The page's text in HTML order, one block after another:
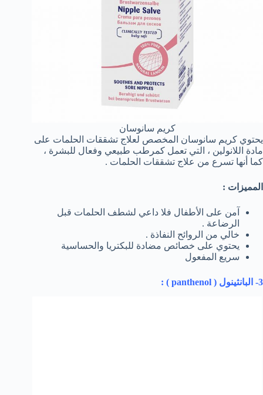
كريم سانوسان
يحتوي كريم سانوسان المخصص لعلاج تشققات الحلمات على
مادة اللانولين ، التي تعمل كمرطب طبيعي وفعال للبشرة ،
كما أنها تسرع من علاج تشققات الحلمات .
المميزات :
آمن على الأطفال فلا داعي لشطف الحلمات قبل
الرضاعة .
خالي من الروائح النفاذة .
يحتوي على خصائص مضادة للبكتريا والحساسية
سريع المفعول
3- البانثينول ( panthenol
) :